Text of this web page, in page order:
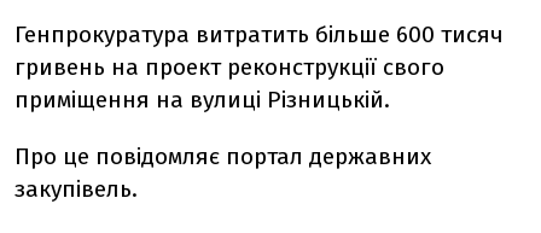
Генпрокуратура витратить більше 600 тисяч
гривень на проект реконструкції свого
приміщення на вулиці Різницькій.
Про це повідомляє портал державних
закупівель.